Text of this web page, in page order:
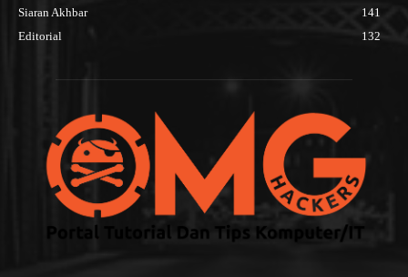
Siaran Akhbar
141
Editorial
132